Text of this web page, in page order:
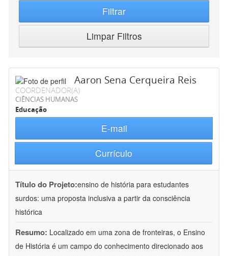
Filtrar
Limpar Filtros
Aaron Sena Cerqueira Reis
COORDENADOR(A)
CIÊNCIAS HUMANAS
Educação
E-mail
Currículo
Título do Projeto:ensino de história para estudantes
surdos: uma proposta inclusiva a partir da consciência
histórica
Resumo: Localizado em uma zona de fronteiras, o Ensino
de História é um campo do conhecimento direcionado aos